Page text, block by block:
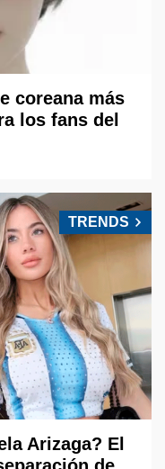
coreana más
los fans del
TRENDS
Arizaga? El